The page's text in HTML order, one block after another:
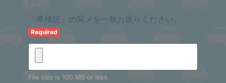
「車検証」の写メを一枚お送りください。
Required
File size is 100 MB or less.